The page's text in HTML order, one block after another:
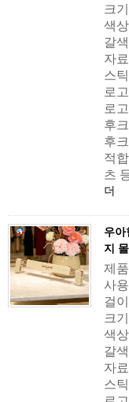
크
색
갈
자
스
로
로
후
후
적
츠
더
우아
지
제
사
걸
크
색
갈
자
스